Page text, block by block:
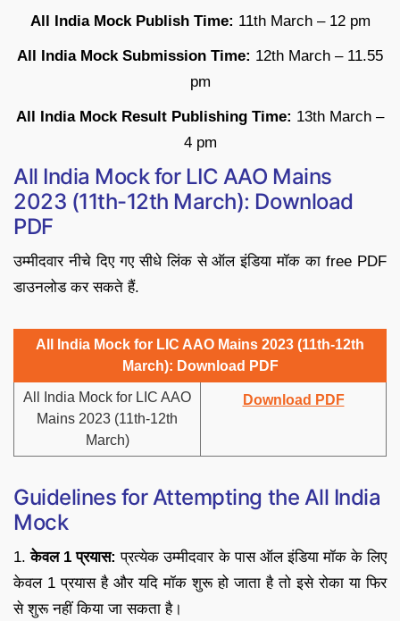
All India Mock Publish Time: 11th March – 12 pm
All India Mock Submission Time: 12th March – 11.55
pm
All India Mock Result Publishing Time: 13th March –
4 pm
All India Mock for LIC AAO Mains
2023 (11th-12th March): Download
PDF
उम्मीदवार नीचे दिए गए सीधे लिंक से ऑल इंडिया मॉक का free PDF
डाउनलोड कर सकते हैं.
All India Mock for LIC AAO Mains 2023 (11th-12th
March): Download PDF
All India Mock for LIC AAO
Mains 2023 (11th-12th
March)
Download PDF
Guidelines for Attempting the All India
Mock
1.केवल 1 प्रयास:प्रत्येक उम्मीदवार के पास ऑल इंडिया मॉक के लिए
केवल 1 प्रयास है और यदि मॉक शुरू हो जाता है तो इसे रोका या फिर
से शुरू नहीं किया जा सकता है।